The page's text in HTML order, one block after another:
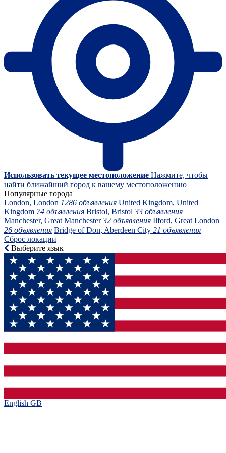
Использовать текущее местоположение Нажмите, чтобы
найти ближайший город к вашему местоположению
Популярные города
London, London 1286 объявления United Kingdom, United
Kingdom 74 объявления Bristol, Bristol 33 объявления
Manchester, Great Manchester32 объявления Ilford, Great London
26 объявления Bridge of Don, Aberdeen City 21 объявления
Сброс локации
Выберите язык
English GB‎